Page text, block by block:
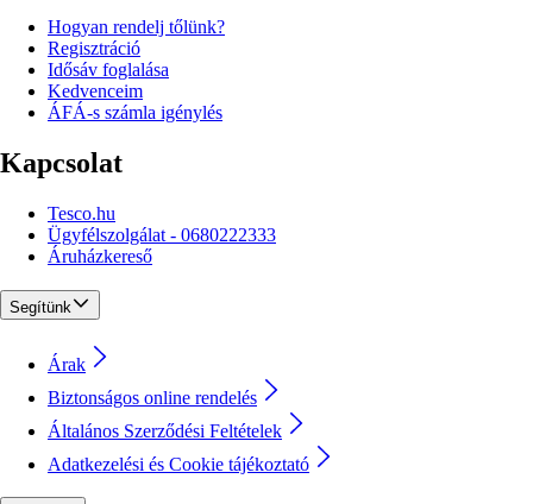
Hogyan rendelj tőlünk?
Regisztráció
Idősáv foglalása
Kedvenceim
ÁFÁ-s számla igénylés
Kapcsolat
Tesco.hu
Ügyfélszolgálat - 0680222333
Áruházkereső
Segítünk
Árak
Biztonságos online rendelés
Általános Szerződési Feltételek
Adatkezelési és Cookie tájékoztató